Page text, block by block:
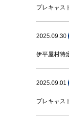
プレキャス
2025.09.30
伊平屋村特
2025.09.01
プレキャ